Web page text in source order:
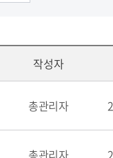
작성자
총관리자
총관리자